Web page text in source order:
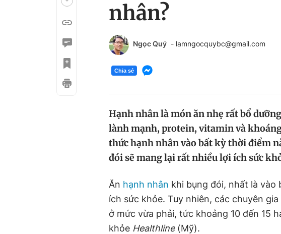
nhân?
Ngọc Quý - lamngocquybc@gmail.com
Chia sẻ
Hạnh nhân là món ăn nhẹ rất bổ
lành mạnh, protein, vitamin và
thức hạnh nhân vào bất kỳ thời điểm
đói sẽ mang lại rất nhiều lợi ích sức
Ăn hạnh nhân khi bụng đói, nhất là vào
ích sức khỏe. Tuy nhiên, các chuyên
ở mức vừa phải, tức khoảng 10 đến 15
khỏe Healthline(Mỹ).